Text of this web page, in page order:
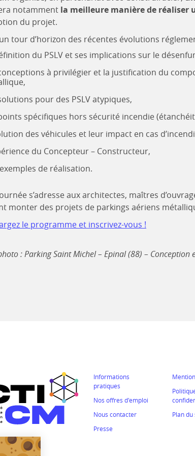
notamment la meilleure manière de réaliser
du projet.
tour d’horizon des récentes évolutions
du PSLV et ses implications sur le
à privilégier et la justification du
pour des PSLV atypiques,
spécifiques hors sécurité incendie
des véhicules et leur impact en cas
du Concepteur – Constructeur,
de réalisation.
s’adresse aux architectes, maîtres
monter des projets de parkings aériens
le programme et inscrivez-vous !
: Parking Saint Michel – Epinal (88) – Conception
Informations
pratiques
Nos offres d'emploi
Nous contacter
Presse
Plan du